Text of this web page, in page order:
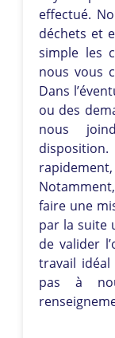
effectué.
déchets et
simple les
nous vous
Dans
ou des
nous
faire une
par la suite
de valider
travail idéal
pas à